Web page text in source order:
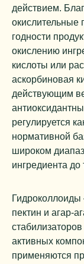
действием.
окислительные
годности
окислению
кислоты или
аскорбиновая
действующим
регулируется
нормативной
широком
ингредиента до
Гидроколлоиды
пектин и агар-
активных
применяются